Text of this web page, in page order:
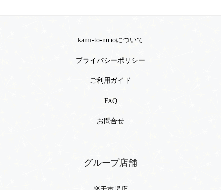
kami-to-nunoについて
プライバシーポリシー
ご利用ガイド
FAQ
お問合せ
グループ店舗